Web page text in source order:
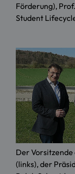
Förderung),
Student
Der Vorsitzende
(links), der